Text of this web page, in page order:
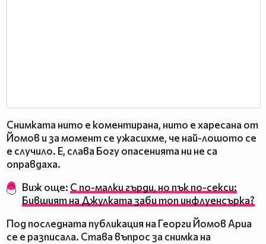
Снимката нито е коментирана, нито е харесана от
Йомов и за момент се ужасихме, че най-лошото се
е случило. Е, слава Богу опасенията ни не са
оправдаха.
Виж още: С по-малки гърди, но пък по-секси:
Бившият на Джулката заби топ инфлуенсърка?
Под последната публикация на Георги Йомов Ариа
се е разписала. Става въпрос за снимка на